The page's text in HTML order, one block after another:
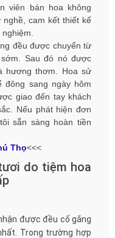
viên bán hoa không
cam kết thiết kế
đều được chuyển từ
Sau đó nó được
hương thơm. Hoa sử
đông sang ngày hôm
giao đến tay khách
Nếu phát hiện đơn
sẵn sàng hoàn tiền
Thọ<<<
do tiệm hoa
được đều cố gắng
Trong trường hợp